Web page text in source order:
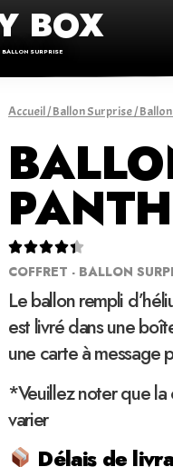
BOX
SURPRISE
Accueil/Ballon Surprise/

COFFRET - BALLON
Le ballon rempli
est livré dans une
une carte à message
*Veuillez noter que
varier
Délais de